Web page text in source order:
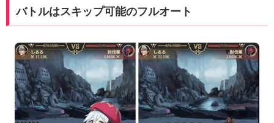
バトルはスキップ可能のフルオート